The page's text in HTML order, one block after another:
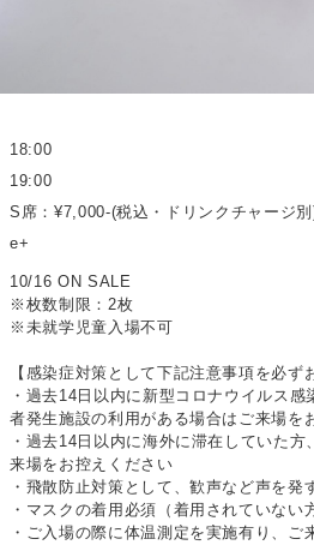
18:00
19:00
S席：¥7,000-(税込・ドリンクチャージ
e+
10/16 ON SALE
※枚数制限：2枚
※未就学児童⼊場不可
【感染症対策として下記注意事項を必ず
・過去14⽇以内に新型コロナウイルス
者発⽣施設の利⽤がある場合はご来場を
・過去14⽇以内に海外に滞在していた
来場をお控えください
・⾶散防⽌対策として、歓声など声を
・マスクの着⽤必須（着⽤されていない
・ご⼊場の際に体温測定を実施有り、